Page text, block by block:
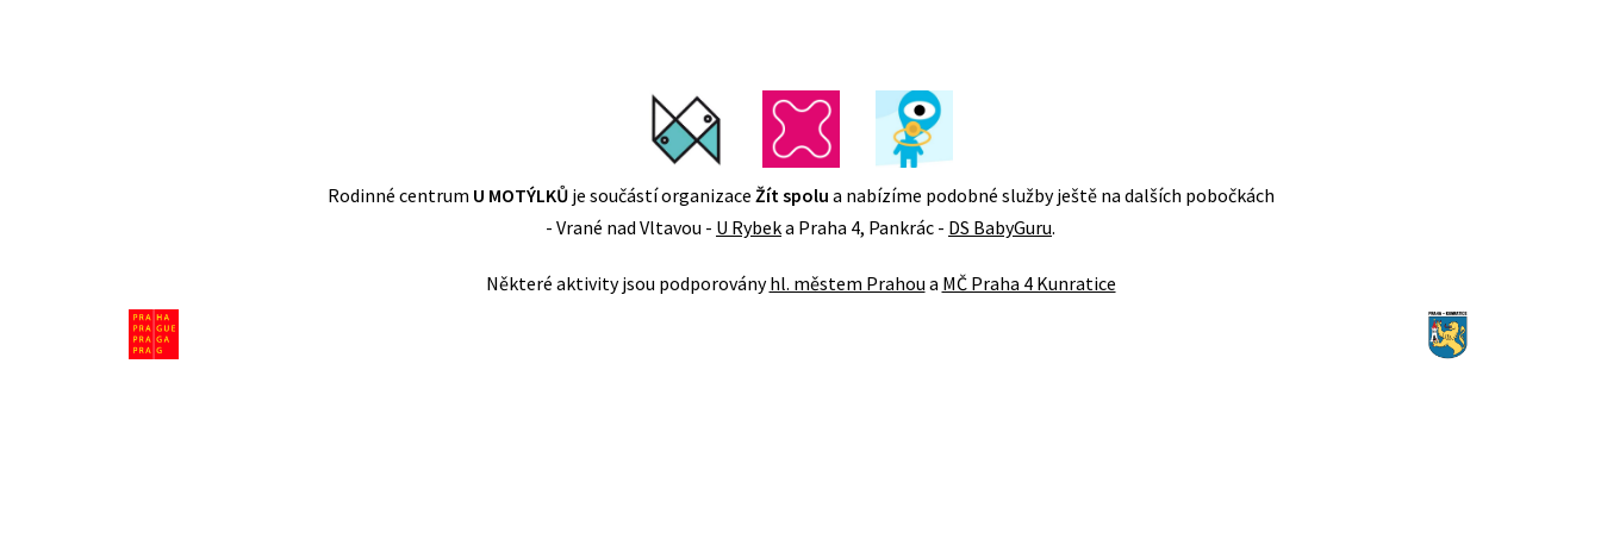
Rodinné centrum U MOTÝLKŮje součástí organizace Žít spolu a nabízíme podobné služby ještě na dalších pobočkách
- Vrané nad Vltavou - U Rybeka Praha 4, Pankrác - DS BabyGuru.
Některé aktivity jsou podporoványhl. městem Prahou a MČ Praha 4 Kunratice